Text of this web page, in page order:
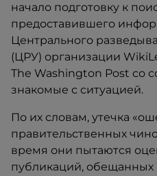
начало подготовку к
предоставившего
Центрального
(ЦРУ) организации
The Washington Post со
знакомые с ситуацией.
По их словам, утечка
правительственных
время они пытаются
публикаций, обещанных